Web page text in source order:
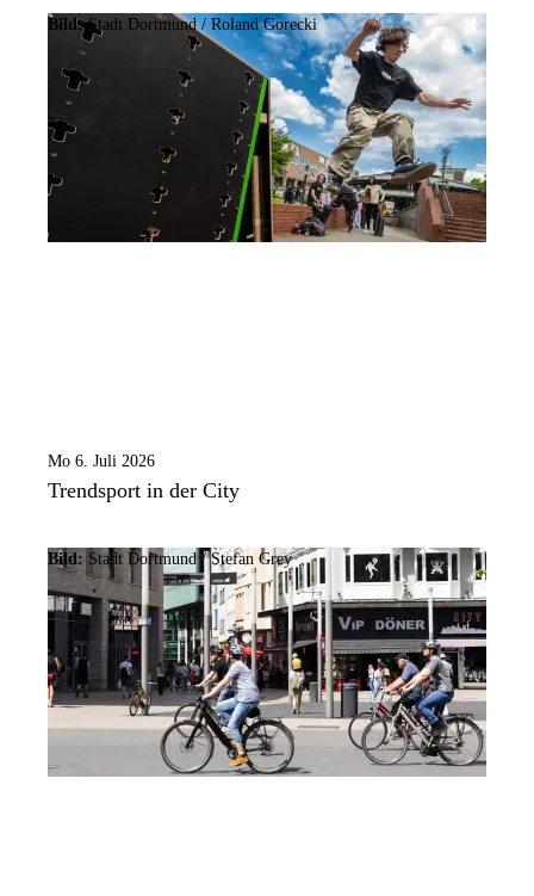
Bild:Stadt Dortmund / Roland Gorecki
Mo 6. Juli 2026
Trendsport in der City
Bild: Stadt Dortmund /Stefan Grey